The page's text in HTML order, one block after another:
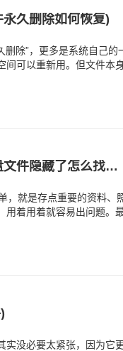
久删除如何恢复)
删除”，更多是系统自己的
可以重新用。但文件本身
海康威视u盘文件隐藏怎么恢复正常(海康威视u盘文件隐藏了怎么找回来)
就是存点重要的资料、
着用着就容易出问题。最
实没必要太紧张，因为它